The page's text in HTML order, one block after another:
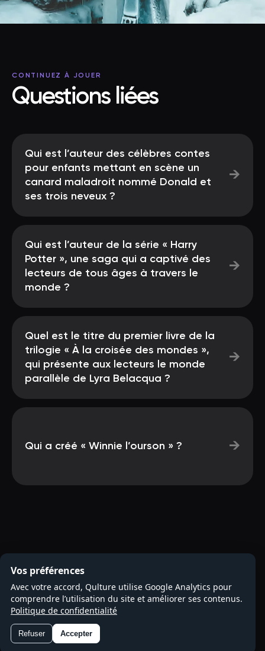
CONTINUEZ À JOUER
Questions liées
Qui est l’auteur des célèbres contes
pour enfants mettant en scène un
canard maladroit nommé Donald et
ses trois neveux ?
→
Qui est l’auteur de la série « Harry
Potter », une saga qui a captivé des
lecteurs de tous âges à travers le
monde ?
→
Quel est le titre du premier livre de la
trilogie « À la croisée des mondes »,
qui présente aux lecteurs le monde
parallèle de Lyra Belacqua ?
→
Qui a créé « Winnie l’ourson » ? →
Vos préférences
Avec votre accord, Qulture utilise Google Analytics pour
comprendre l’utilisation du site et améliorer ses contenus.
Politique de confidentialité
Refuser Accepter